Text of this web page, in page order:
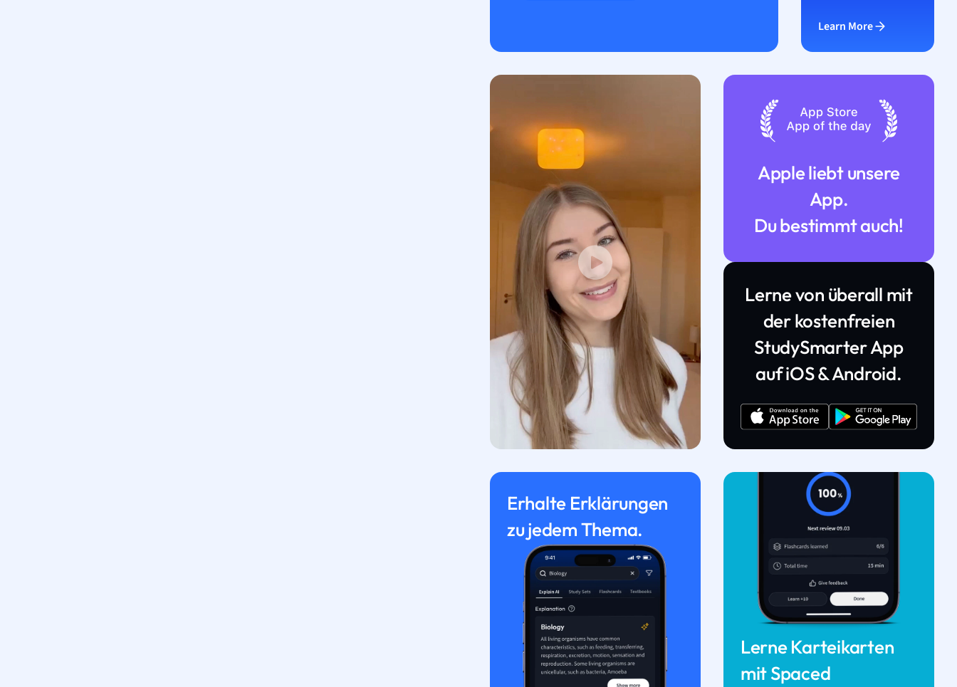
Learn More
Apple liebt unsere
App.
Du bestimmt auch!
Lerne von überall mit
der kostenfreien
StudySmarter App
auf iOS & Android.
Erhalte Erklärungen
zu jedem Thema.
Lerne Karteikarten
mit Spaced